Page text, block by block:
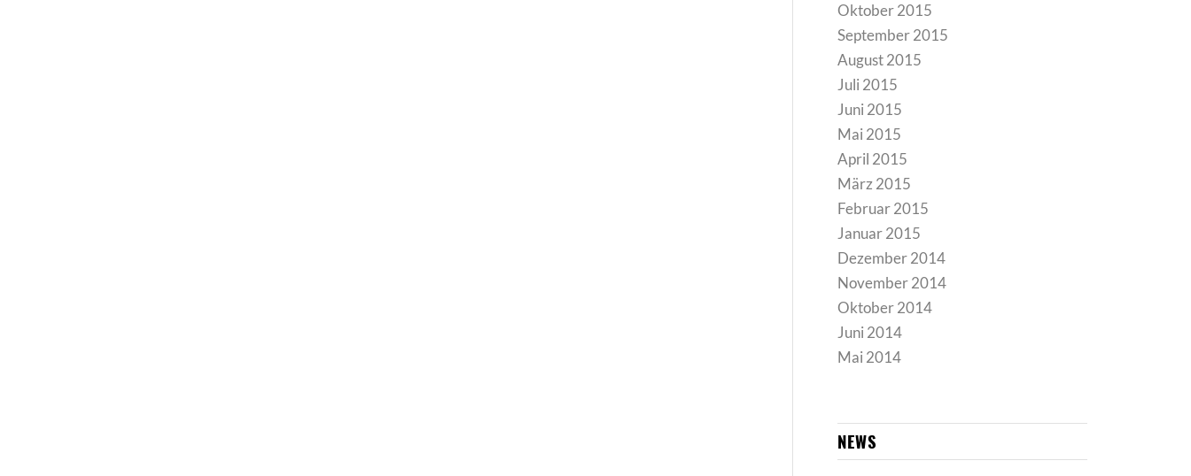
Oktober 2015
September 2015
August 2015
Juli 2015
Juni 2015
Mai 2015
April 2015
März 2015
Februar 2015
Januar 2015
Dezember 2014
November 2014
Oktober 2014
Juni 2014
Mai 2014
NEWS